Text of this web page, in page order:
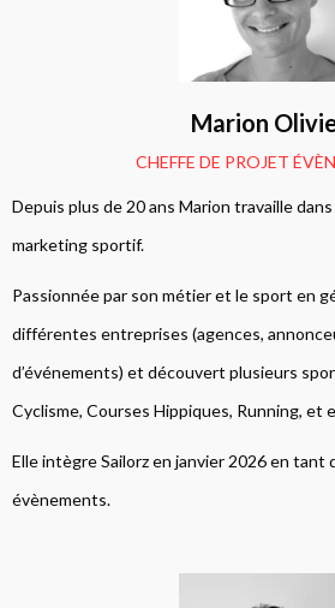
Marion
CHEFFE DE PROJET
Depuis plus de 20 ans Marion travaille
marketing sportif.
Passionnée par son métier et le sport en
différentes entreprises (agences,
d’événements) et découvert plusieurs
Cyclisme, Courses Hippiques, Running, et
Elle intègre Sailorz en janvier 2026 en tant
évènements.